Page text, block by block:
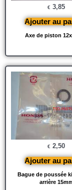
Axe de piston
€ 3,85
Ajouter au
Bague de poussée
arrière
€ 2,50
Ajouter au